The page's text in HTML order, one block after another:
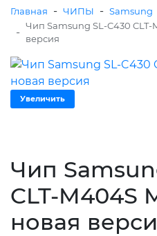
Главная - ЧИПЫ - Samsung
- Чип Samsung SL-C430 CLT-
версия
Увеличить
Чип
CLT-M404S
новая